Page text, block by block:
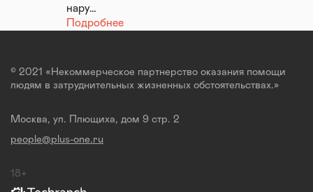
нару…
Подробнее
© 2021 «Некоммерческое партнерство оказания помощи
людям в затруднительных жизненных обстоятельствах.»
Москва, ул. Плющиха, дом 9 стр. 2
people@plus-one.ru
18+